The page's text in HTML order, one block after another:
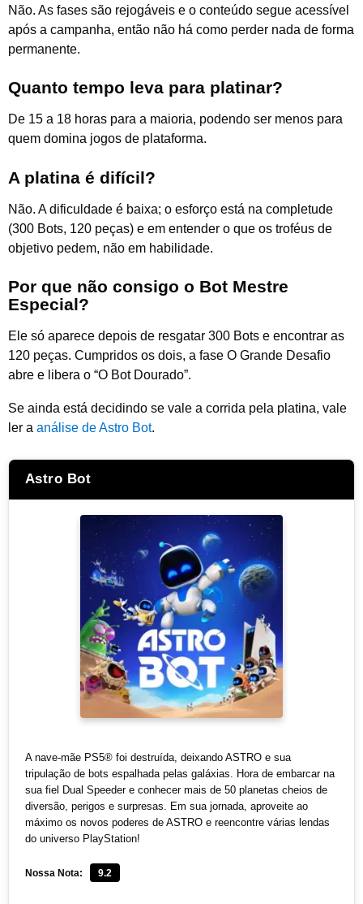
Não. As fases são rejogáveis e o conteúdo segue acessível
após a campanha, então não há como perder nada de forma
permanente.
Quanto tempo leva para platinar?
De 15 a 18 horas para a maioria, podendo ser menos para
quem domina jogos de plataforma.
A platina é difícil?
Não. A dificuldade é baixa; o esforço está na completude
(300 Bots, 120 peças) e em entender o que os troféus de
objetivo pedem, não em habilidade.
Por que não consigo o Bot Mestre
Especial?
Ele só aparece depois de resgatar 300 Bots e encontrar as
120 peças. Cumpridos os dois, a fase O Grande Desafio
abre e libera o “O Bot Dourado”.
Se ainda está decidindo se vale a corrida pela platina, vale
ler a análise de Astro Bot.
Astro Bot
A nave-mãe PS5® foi destruída, deixando ASTRO e sua
tripulação de bots espalhada pelas galáxias. Hora de embarcar na
sua fiel Dual Speeder e conhecer mais de 50 planetas cheios de
diversão, perigos e surpresas. Em sua jornada, aproveite ao
máximo os novos poderes de ASTRO e reencontre várias lendas
do universo PlayStation!
Nossa Nota: 9.2